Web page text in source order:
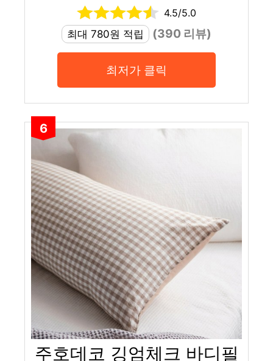
4.5/5.0
최대 780원 적립
(390 리뷰)
최저가 클릭
6
주호데코 깅엄체크 바디필